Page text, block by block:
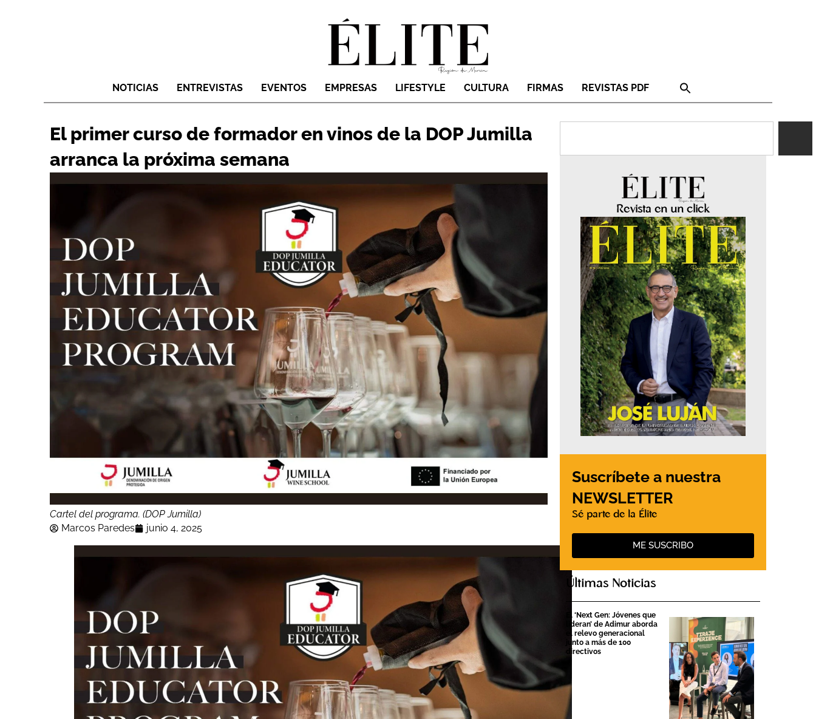
NOTICIAS ENTREVISTAS EVENTOS EMPRESAS LIFESTYLE CULTURA FIRMAS REVISTAS PDF
El primer curso de formador en vinos de la DOP Jumilla
arranca la próxima semana
Cartel del programa. (DOP Jumilla)
Marcos Paredes
junio 4, 2025
Revista en un click
Suscríbete a nuestra
NEWSLETTER
Sé parte de la Élite
ME SUSCRIBO
Últimas Noticias
El ‘Next Gen: Jóvenes que
lideran’ de Adimur aborda
el relevo generacional
junto a más de 100
directivos